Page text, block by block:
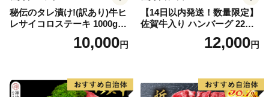
秘伝のタレ漬け!(訳あり)牛ヒ
レサイコロステーキ 1000g
10,000円
【14日以内発送！数量限定】
佐賀牛入り ハンバーグ 22個
2.6kg(120g×22個)【佐賀牛
黒毛和牛 ブランド牛 九州 ハ
気】(H083106)
12,000円